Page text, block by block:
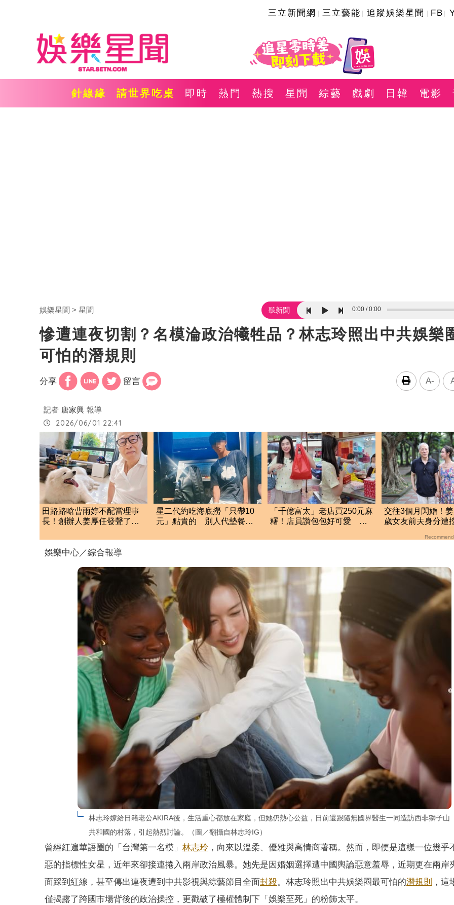
三立新聞網 三立藝能 追蹤娛樂星聞 FB
針線緣 請世界吃桌 即時 熱門 熱搜 星聞 綜藝 戲劇 日韓 電影
娛樂星聞 星聞 聽新聞 0:00 0:00
慘遭連夜切割？名模淪政治犧牲品？林志玲照出中共娛樂
可怕的潛規則
分享 留言 A-
記者 唐家興 報導
2026/06/01 22:41
田路路嗆曹雨婷不配當理事
長！創辦人姜厚任發聲了
星二代約吃海底撈「只帶10
元」點貴的 別人代墊餐費
「千億富太」老店買250元麻
糬！店員讚包包好可愛 笑
交往3個月閃婚！
歲女友前夫身分
娛樂中心／綜合報導
林志玲嫁給日籍老公AKIRA後，生活重心都放在家庭，但她仍熱心公益，日前還跟隨無國界醫生一同造訪西非獅子山
共和國的村落，引起熱烈討論。（圖／翻攝自林志玲IG）
曾經紅遍華語圈的「台灣第一名模」 林志玲 ，向來以溫柔、優雅與高情商著稱。然而，即便是這樣一位幾乎
惡的指標性女星，近年來卻接連捲入兩岸政治風暴。她先是因婚姻選擇遭中國輿論惡意羞辱，近期更在兩岸
面踩到紅線，甚至傳出連夜遭到中共影視與綜藝節目全面封殺。林志玲照出中共娛樂圈最可怕的潛規則 ，這
僅揭露了跨國市場背後的政治操控，更戳破了極權體制下「娛樂至死」的粉飾太平。